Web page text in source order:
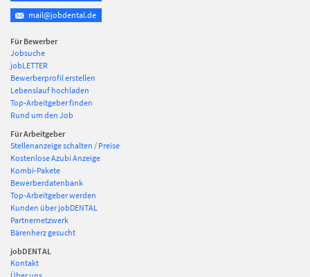
mail@jobdental.de
Für Bewerber
Jobsuche
jobLETTER
Bewerberprofil erstellen
Lebenslauf hochladen
Top-Arbeitgeber finden
Rund um den Job
Für Arbeitgeber
Stellenanzeige schalten / Preise
Kostenlose Azubi Anzeige
Kombi-Pakete
Bewerberdatenbank
Top-Arbeitgeber werden
Kunden über jobDENTAL
Partnernetzwerk
Bärenherz gesucht
jobDENTAL
Kontakt